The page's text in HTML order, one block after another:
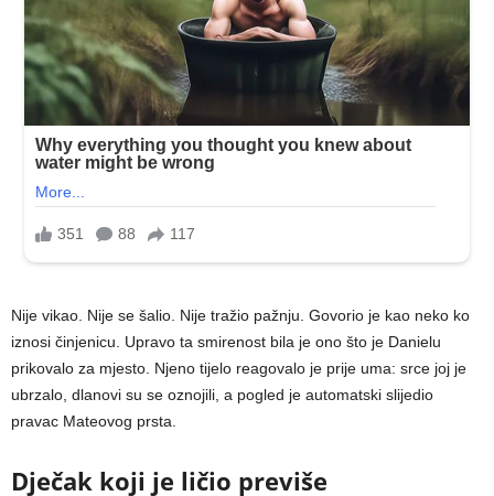
Nije vikao. Nije se šalio. Nije tražio pažnju. Govorio je kao neko ko
iznosi činjenicu. Upravo ta smirenost bila je ono što je Danielu
prikovalo za mjesto. Njeno tijelo reagovalo je prije uma: srce joj je
ubrzalo, dlanovi su se oznojili, a pogled je automatski slijedio
pravac Mateovog prsta.
Dječak koji je ličio previše